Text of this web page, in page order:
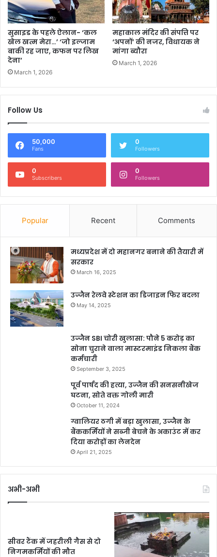
सुसाइड के पहले ऐलान- ‘कल
खेल खत्म मेरा…’ ‘जो इल्जाम
बाकी रह जाए, कफन पर लिख
देना’
March 1, 2026
महाकाल मंदिर की संपत्ति पर
‘अपनों’ की नजर, विधायक ने
मांगा ब्यौरा
March 1, 2026
Follow Us
50,000
Fans
0
Followers
0
Subscribers
0
Followers
Popular Recent Comments
मध्यप्रदेश में दो महानगर बनाने की तैयारी में
सरकार
March 16, 2025
उज्जैन रेलवे स्टेशन का डिजाइन फिर बदला
May 14, 2025
उज्जैन SBI चोरी खुलासा: पौने 5 करोड़ का
सोना चुराने वाला मास्टरमाइंड निकला बैंक
कर्मचारी
September 3, 2025
पूर्व पार्षद की हत्या, उज्जैन की सनसनीखेज
घटना, सोते वक्त गोली मारी
October 11, 2024
ग्वालियर ठगी में बड़ा खुलासा, उज्जैन के
बैंककर्मियों ने सब्जी बेचने के अकाउंट में कर
दिया करोड़ों का लेनदेन
April 21, 2025
अभी-अभी
सीवर टैंक में जहरीली गैस से दो
निगमकर्मियों की मौत